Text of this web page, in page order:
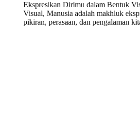
Ekspresikan Dirimu dalam Bentuk
Visual, Manusia adalah makhluk
pikiran, perasaan, dan pengalaman